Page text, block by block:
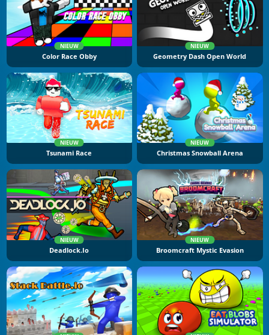
NIEUW
Color Race Obby
NIEUW
Geometry Dash Open World
NIEUW
Tsunami Race
NIEUW
Christmas Snowball Arena
NIEUW
Deadlock.io
NIEUW
Broomcraft Mystic Evasion